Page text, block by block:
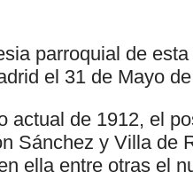
parroquial de
el 31 de Mayo
actual de 1912, el
Sánchez y Villa de
ella entre otras el